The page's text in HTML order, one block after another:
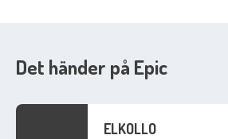
Det händer på Epic
ELKOLLO